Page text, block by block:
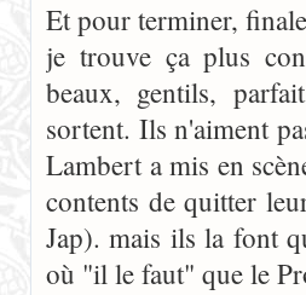
Et pour terminer,
je trouve ça plus
beaux, gentils,
sortent. Ils n'aiment
Lambert a mis en
contents de quitter
Jap). mais ils la font
où "il le faut" que le